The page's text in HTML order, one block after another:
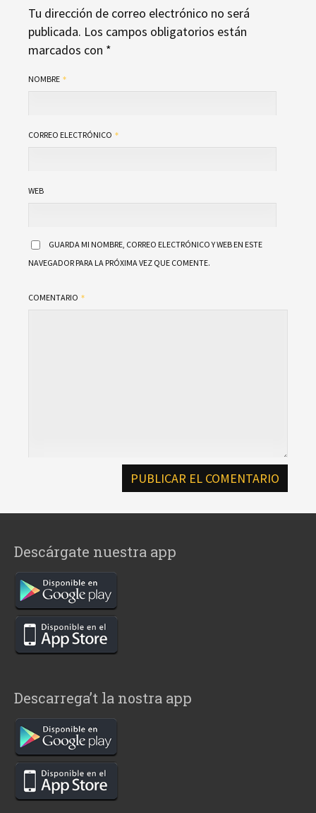
Tu dirección de correo electrónico no será
publicada. Los campos obligatorios están
marcados con *
NOMBRE
CORREO ELECTRÓNICO
WEB
GUARDA MI NOMBRE, CORREO ELECTRÓNICO Y WEB EN ESTE
NAVEGADOR PARA LA PRÓXIMA VEZ QUE COMENTE.
COMENTARIO
Descárgate nuestra app
Descarrega’t la nostra app